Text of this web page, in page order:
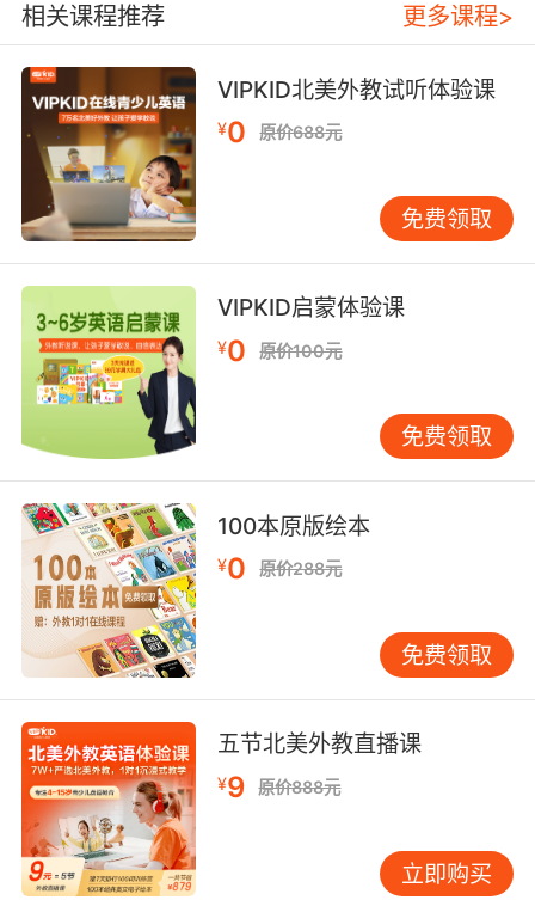
家长如何帮助少儿学英语二：利用一些好玩的单
词游戏
如“小树长大”来练习发音——重复练习对于孩子
们来说是比较枯燥的，所以大家可以利用游戏来
鼓励孩子，家长可以和孩子一起蹲下来变成“小
树”，说一个单词“小树”就可以“长高”一点点，比
比看哪棵“树”长得比较快。这样不仅可以激发孩
子学习英语的兴趣，更是可以使得他们的身心完
全融入到英语的学习中来。有家长的陪伴他们更
有学习的动力，也能将英语学习这件事长期坚持
下来。
家长如何帮助少儿学英语三：注重日常交流
孩子要使用简单的英语进行日常的交流，单单靠
零散的单词肯定是不够的，是要奔着交流的目的
才能“连词成句”。所以建议大家从简单的日常对
话开始如见面打招呼、询问天气等等，总之就是
平时使用中文的都可以替换成英文。当然了单词
和句子的学习是不分先后熟悉度的，此外就是学
会一个句型之后要多套用，就是要举一反三才能
掌握的更加熟练。
家长如何帮助少儿学英语四：注意积累词汇量，
相关课程推荐 更多课程>
VIPKID北美外教试听体验课
¥0 原价688元
免费领取
VIPKID启蒙体验课
¥0 原价100元
免费领取
100本原版绘本
¥0 原价288元
免费领取
五节北美外教直播课
¥9 原价888元
立即购买